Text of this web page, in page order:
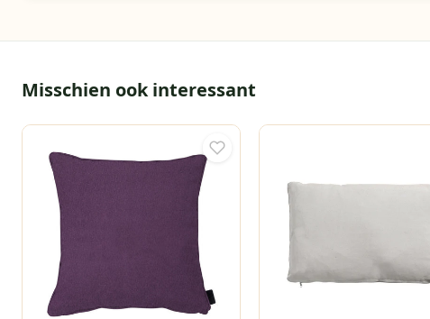
Misschien ook interessant